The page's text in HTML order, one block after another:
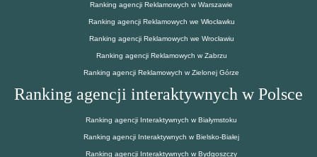
Ranking agencji Reklamowych w Warszawie
Ranking agencji Reklamowych we Włocławku
Ranking agencji Reklamowych we Wrocławiu
Ranking agencji Reklamowych w Zabrzu
Ranking agencji Reklamowych w Zielonej Górze
Ranking agencji interaktywnych w Polsce
Ranking agencji Interaktywnych w Białymstoku
Ranking agencji Interaktywnych w Bielsko-Białej
Ranking agencji Interaktywnych w Bydgoszczy